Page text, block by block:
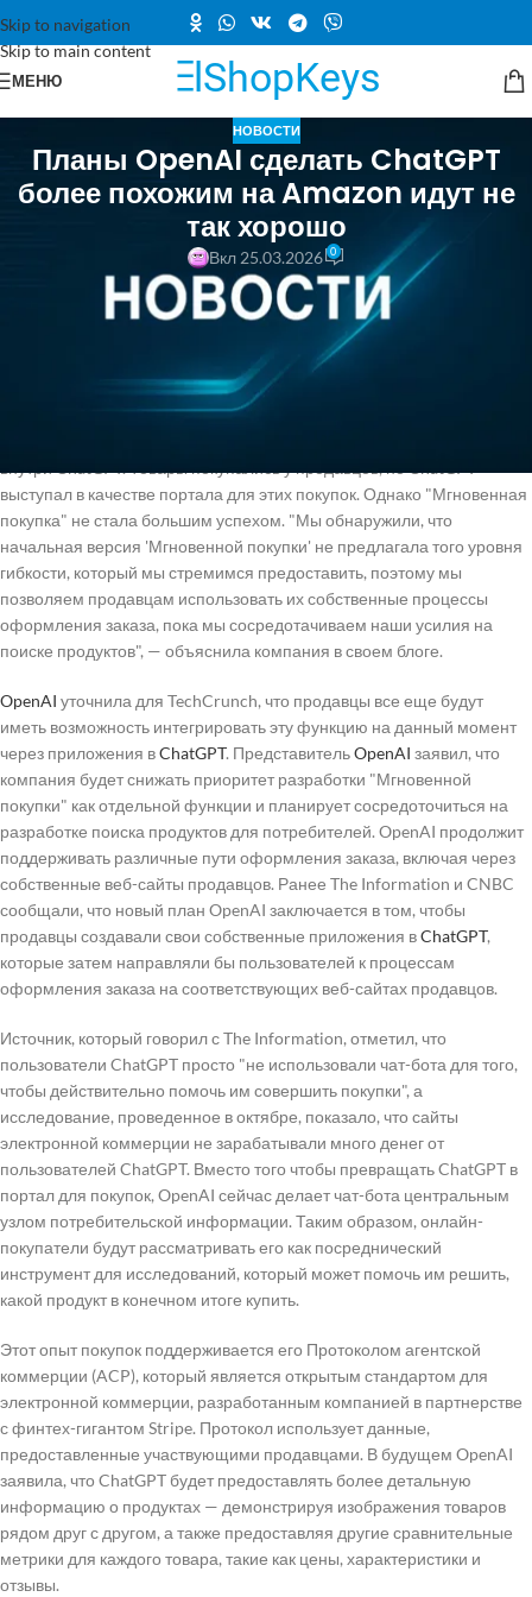
Skip to navigation
Skip to main content
МЕНЮ
НОВОСТИ
Планы OpenAI сделать ChatGPT
более похожим на Amazon идут не
так хорошо
Вкл 25.03.2026 0
OpenAI изначально запустила возможности покупок в ChatGPT в
прошлом году, позиционируя его как "помощника по покупкам",
который мог бы соединять потребителей с соответствующими
продавцами. Функция под названием "Мгновенная покупка" была
запущена в сентябре и поощряла пользователей общаться с чат-
ботом о том, что они хотят купить, и, подобно традиционному сайту
выступал в качестве портала для этих покупок. Однако "Мгновенная
покупка" не стала большим успехом. "Мы обнаружили, что
начальная версия 'Мгновенной покупки' не предлагала того уровня
гибкости, который мы стремимся предоставить, поэтому мы
позволяем продавцам использовать их собственные процессы
оформления заказа, пока мы сосредотачиваем наши усилия на
поиске продуктов", — объяснила компания в своем блоге.
OpenAI уточнила для TechCrunch, что продавцы все еще будут
иметь возможность интегрировать эту функцию на данный момент
через приложения вChatGPT. ПредставительOpenAI заявил, что
компания будет снижать приоритет разработки "Мгновенной
покупки" как отдельной функции и планирует сосредоточиться на
разработке поиска продуктов для потребителей. OpenAI продолжит
поддерживать различные пути оформления заказа, включая через
собственные веб-сайты продавцов. Ранее The Information и CNBC
сообщали, что новый план OpenAI заключается в том, чтобы
продавцы создавали свои собственные приложения вChatGPT,
которые затем направляли бы пользователей к процессам
оформления заказа на соответствующих веб-сайтах продавцов.
Источник, который говорил с The Information, отметил, что
пользователи ChatGPT просто "не использовали чат-бота для того,
чтобы действительно помочь им совершить покупки", а
исследование, проведенное в октябре, показало, что сайты
электронной коммерции не зарабатывали много денег от
пользователей ChatGPT. Вместо того чтобы превращать ChatGPT в
портал для покупок, OpenAI сейчас делает чат-бота центральным
узлом потребительской информации. Таким образом, онлайн-
покупатели будут рассматривать его как посреднический
инструмент для исследований, который может помочь им решить,
какой продукт в конечном итоге купить.
Этот опыт покупок поддерживается его Протоколом агентской
коммерции (ACP), который является открытым стандартом для
электронной коммерции, разработанным компанией в партнерстве
с финтех-гигантом Stripe. Протокол использует данные,
предоставленные участвующими продавцами. В будущем OpenAI
заявила, что ChatGPT будет предоставлять более детальную
информацию о продуктах — демонстрируя изображения товаров
рядом друг с другом, а также предоставляя другие сравнительные
метрики для каждого товара, такие как цены, характеристики и
отзывы.